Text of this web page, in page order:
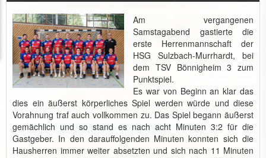
Am vergangenen
Samstagabend gastierte die
erste Herrenmannschaft der
HSG Sulzbach-Murrhardt, bei
dem TSV Bönnigheim 3 zum
Punktspiel.
Es war von Beginn an klar das
dies ein äußerst körperliches Spiel werden würde und diese
Vorahnung traf auch vollkommen zu. Das Spiel begann äußerst
gemächlich und so stand es nach acht Minuten 3:2 für die
Gastgeber. In den darauffolgenden Minuten konnten sich die
Hausherren immer weiter absetzten und sich nach 11 Minuten